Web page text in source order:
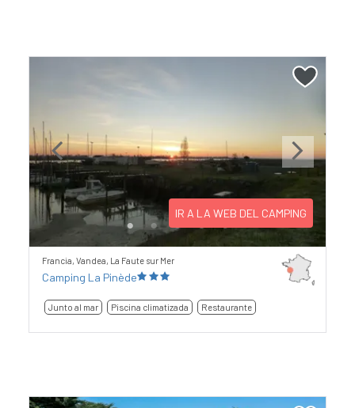
Previous Next
IR A LA WEB DEL CAMPING
Francia, Vandea, La Faute sur Mer
Camping La Pinède
Junto al mar Piscina climatizada Restaurante